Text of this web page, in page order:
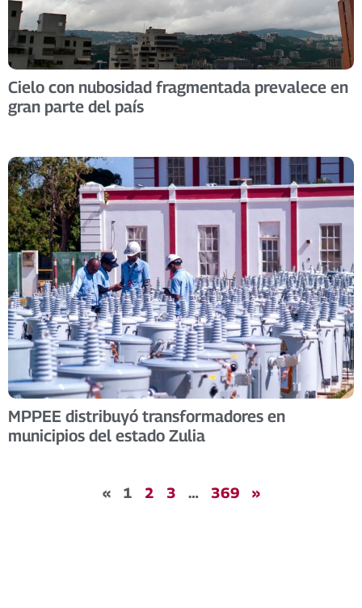
Cielo con nubosidad fragmentada prevalece en
gran parte del país
MPPEE distribuyó transformadores en
municipios del estado Zulia
« 1 2 3 … 369 »